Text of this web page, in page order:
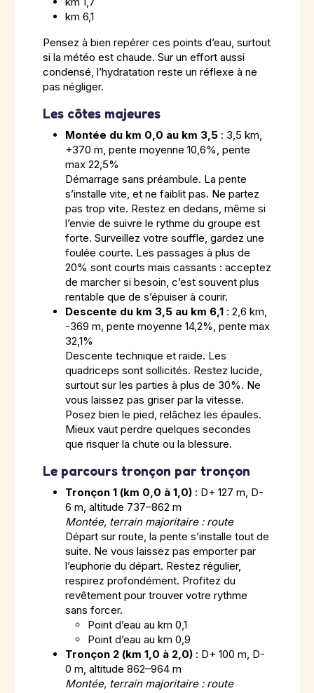
km 6,1
Pensez à bien repérer ces points d’eau, surtout
si la météo est chaude. Sur un effort aussi
condensé, l’hydratation reste un réflexe à ne
pas négliger.
Les côtes majeures
Montée du km 0,0 au km 3,5 : 3,5 km,
+370 m, pente moyenne 10,6%, pente
max 22,5%
Démarrage sans préambule. La pente
s’installe vite, et ne faiblit pas. Ne partez
pas trop vite. Restez en dedans, même si
l’envie de suivre le rythme du groupe est
forte. Surveillez votre souffle, gardez une
foulée courte. Les passages à plus de
20% sont courts mais cassants : acceptez
de marcher si besoin, c’est souvent plus
rentable que de s’épuiser à courir.
Descente du km 3,5 au km 6,1 : 2,6 km,
-369 m, pente moyenne 14,2%, pente max
32,1%
Descente technique et raide. Les
quadriceps sont sollicités. Restez lucide,
surtout sur les parties à plus de 30%. Ne
vous laissez pas griser par la vitesse.
Posez bien le pied, relâchez les épaules.
Mieux vaut perdre quelques secondes
que risquer la chute ou la blessure.
Le parcours tronçon par tronçon
Tronçon 1 (km 0,0 à 1,0) : D+ 127 m, D-
6 m, altitude 737–862 m
Montée, terrain majoritaire : route
Départ sur route, la pente s’installe tout de
suite. Ne vous laissez pas emporter par
l’euphorie du départ. Restez régulier,
respirez profondément. Profitez du
revêtement pour trouver votre rythme
sans forcer.
Point d’eau au km 0,1
Point d’eau au km 0,9
Tronçon 2 (km 1,0 à 2,0) : D+ 100 m, D-
0 m, altitude 862–964 m
Montée, terrain majoritaire : route